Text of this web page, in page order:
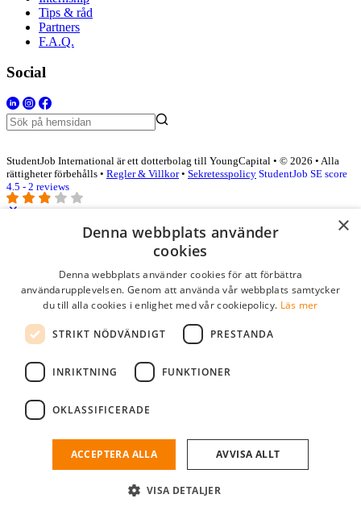
Tips & råd
Partners
F.A.Q.
Social
StudentJob International är ett dotterbolag till YoungCapital • © 2026 • Alla
rättigheter förbehålls • Regler & Villkor• Sekretesspolicy StudentJob SE score
4.5 - 2 reviews
Logga in som företag
Lösenord
kom ihåg mig
logga in
Kostnadsfri företagsprofil
och söka efter passande kandidater till ditt företag.
×
Denna webbplats använder
cookies
Denna webbplats använder cookies för att förbättra
användarupplevelsen. Genom att använda vår webbplats samtycker
du till alla cookies i enlighet med vår cookiepolicy. Läs mer
STRIKT NÖDVÄNDIGT PRESTANDA
INRIKTNING FUNKTIONER
OKLASSIFICERADE
ACCEPTERA ALLA AVVISA ALLT
VISA DETALJER